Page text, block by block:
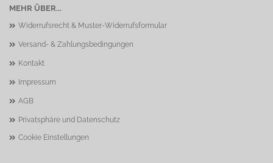
MEHR ÜBER...
Widerrufsrecht & Muster-Widerrufsformular
Versand- & Zahlungsbedingungen
Kontakt
Impressum
AGB
Privatsphäre und Datenschutz
Cookie Einstellungen